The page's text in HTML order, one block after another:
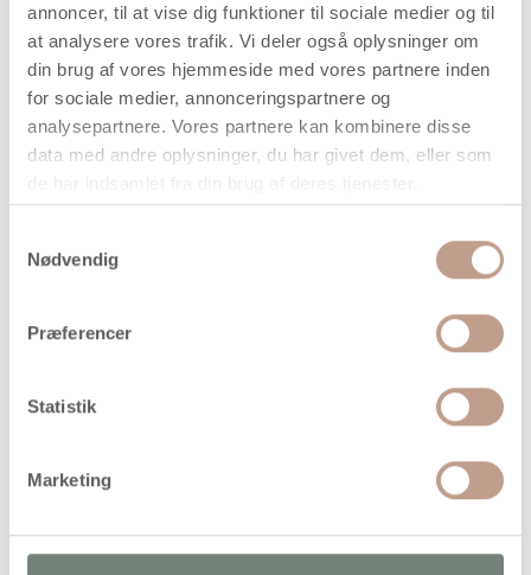
annoncer, til at vise dig funktioner til sociale medier og til
at analysere vores trafik. Vi deler også oplysninger om
din brug af vores hjemmeside med vores partnere inden
for sociale medier, annonceringspartnere og
analysepartnere. Vores partnere kan kombinere disse
data med andre oplysninger, du har givet dem, eller som
Nødvendig
Præferencer
Statistik
Marketing
Læg i kurven
Din bestilling er først bindende,
når vi har bekræftet din ordre.
På lager
Handelsbetingelser